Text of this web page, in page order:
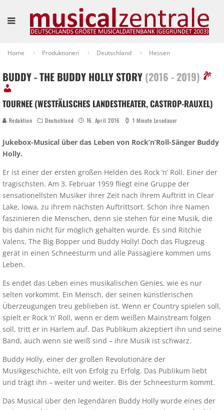
Home Produktionen Deutschland Hessen
BUDDY - THE BUDDY HOLLY STORY (2016 - 2019)
TOURNEE (WESTFÄLISCHES LANDESTHEATER, CASTROP-RAUXEL)
Redaktion Deutschland 16. April 2016 1 Minute Lesedauer
Jukebox-Musical über das Leben von Rock’n’Roll-Sänger Buddy
Holly.
Er ist einer der ersten großen Helden des Rock ’n’ Roll. Einer der
tragischsten. Am 3. Februar 1959 fliegt eine Gruppe der
sensationellsten Musiker ihrer Zeit nach ihrem Auftritt in Clear
Lake, Iowa, zu ihrem nächsten Auftrittsort. Schon ihre Namen
faszinieren die Menschen, denn sie stehen für eine Musik, die
bis dahin nicht für möglich gehalten wurde. Es sind Ritchie
Valens, The Big Bopper und Buddy Holly! Doch das Flugzeug
gerät in einen Schneesturm und alle Passagiere kommen ums
Leben.
Es endet das Leben eines musikalischen Genies, wie es nur
selten vorkommt. Ein Mensch, der seinen künstlerischen
Überzeugungen treu geblieben ist. Wenn er Country spielen soll,
spielt er Rock ’n’ Roll, wenn er dem weißen Mainstream folgen
soll, tritt er in Harlem auf. Das Publikum akzeptiert ihn und seine
Band, auch wenn sie weiß sind – ihre Musik ist schwarz.
Buddy Holly, einer der großen Revolutionäre der
Musikgeschichte, eilt von Erfolg zu Erfolg. Das Publikum liebt
und trägt ihn – weiter und weiter. Bis der Schneesturm kommt.
Das Musical über den legendären Buddy Holly wurde eines der